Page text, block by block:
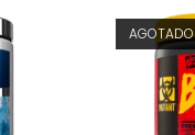
AGOTADO